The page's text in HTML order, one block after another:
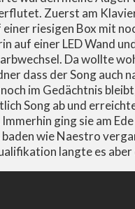
Zuerst am
riesigen Box mit
auf einer LED Wand
Da wollte
dass der Song auch
im Gedächtnis
Song ab und
ging sie am
wie Naestro
langte es